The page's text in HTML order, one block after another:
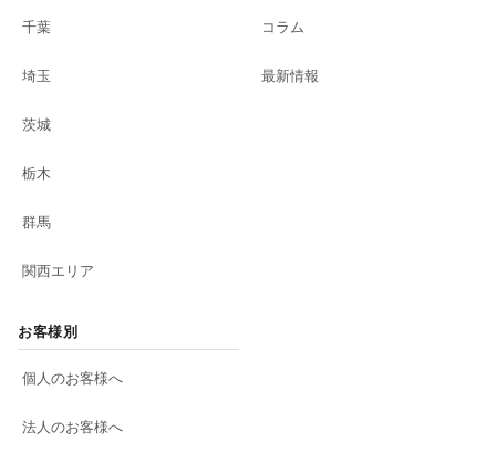
千葉
埼玉
茨城
栃木
群馬
関西エリア
コラム
最新情報
お客様別
個人のお客様へ
法人のお客様へ